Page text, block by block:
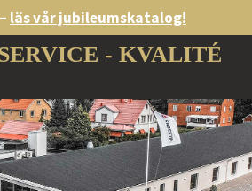
läs vår jubileumskatalog!
- KVALITÉ